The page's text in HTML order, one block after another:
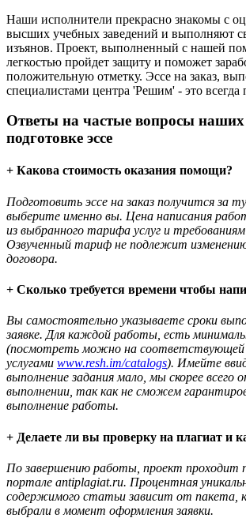
Наши исполнители прекрасно знакомы с
высших учебных заведений и выполняют
изъянов. Проект, выполненный с нашей
легкостью пройдет защиту и поможет
положительную отметку. Эссе на заказ,
специалистами центра 'Решим' - это всегда
Ответы на частые вопросы наших
подготовке эссе
+ Какова стоимость оказания помощи?
Подготовить эссе на заказ получится за
выберите именно вы. Цена написания
из выбранного тарифа услуг и
Озвученный тариф не подлежит изменению
договора.
+ Сколько требуется времени чтобы
Вы самостоятельно указываете сроки
заявке. Для каждой работы, есть
(посмотреть можно на соответствующей
услугами www.resh.im/catalogs). Имейте
выполнение задания мало, мы скорее
выполнении, так как не сможем
выполнение работы.
+ Делаете ли вы проверку на плагиат и
По завершению работы, проект проходит
портале antiplagiat.ru. Процентная
содержимого статьи зависит от пакета,
выбрали в момент оформления заявки.